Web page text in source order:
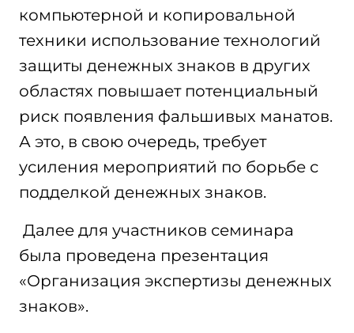
компьютерной и копировальной
техники использование технологий
защиты денежных знаков в других
областях повышает потенциальный
риск появления фальшивых манатов.
А это, в свою очередь, требует
усиления мероприятий по борьбе с
подделкой денежных знаков.
Далее для участников семинара
была проведена презентация
«Организация экспертизы денежных
знаков».